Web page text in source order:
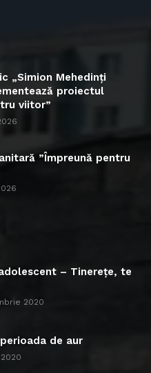
„Simion Mehedinți
proiectul
viitor”
”Împreună pentru
– Tinerețe, te
2020
de aur